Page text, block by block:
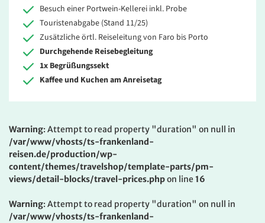
Besuch einer Portwein-Kellerei inkl. Probe
Touristenabgabe (Stand 11/25)
Zusätzliche örtl. Reiseleitung von Faro bis Porto
Durchgehende Reisebegleitung
1x Begrüßungssekt
Kaffee und Kuchen am Anreisetag
Warning: Attempt to read property "duration" on null in
/var/www/vhosts/ts-frankenland-
reisen.de/production/wp-
content/themes/travelshop/template-parts/pm-
views/detail-blocks/travel-prices.phpon line 16
Warning: Attempt to read property "duration" on null in
/var/www/vhosts/ts-frankenland-